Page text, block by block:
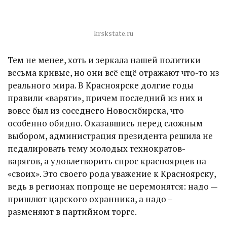
krskstate.ru
Тем не менее, хоть и зеркала нашей политики
весьма кривые, но они всё ещё отражают что-то из
реального мира. В Красноярске долгие годы
правили «варяги», причем последний из них и
вовсе был из соседнего Новосибирска, что
особенно обидно. Оказавшись перед сложным
выбором, администрация президента решила не
педалировать тему молодых технократов-
варягов, а удовлетворить спрос красноярцев на
«своих». Это своего рода уважение к Красноярску,
ведь в регионах попроще не церемонятся: надо —
пришлют царского охранника, а надо –
разменяют в партийном торге.